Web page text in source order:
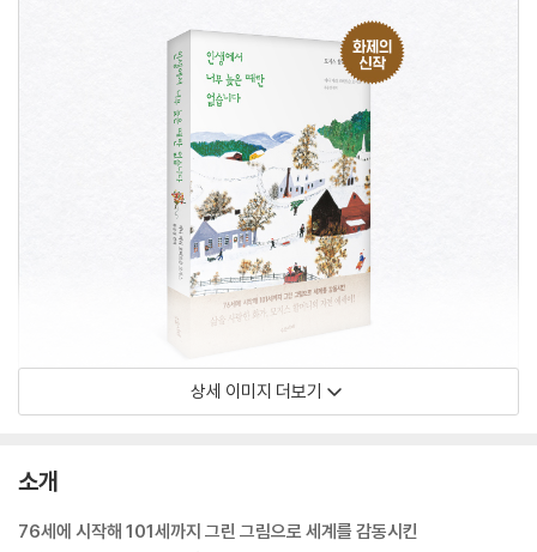
상세 이미지 더보기
소개
76세에 시작해 101세까지 그린 그림으로 세계를 감동시킨